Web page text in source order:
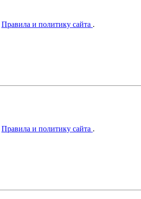
Правила и политику сайта .
Правила и политику сайта .